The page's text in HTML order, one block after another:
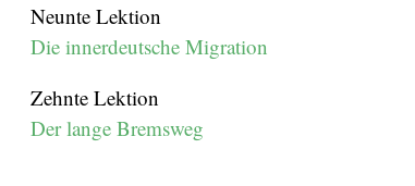
Neunte Lektion
Die innerdeutsche Migration
Zehnte Lektion
Der lange Bremsweg